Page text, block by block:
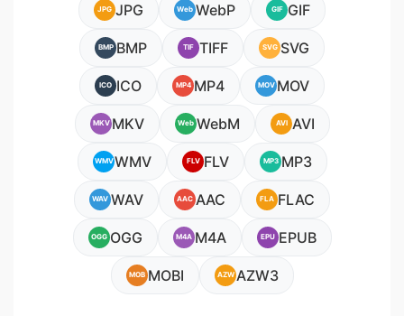
JPG JPG Web WebP GIF GIF
BMP BMP TIF TIFF SVG SVG
ICO ICO MP4 MP4 MOV MOV
MKV MKV Web WebM AVI AVI
WMVWMV FLV FLV MP3 MP3
WAV WAV AAC AAC FLA FLAC
OGG OGG M4A M4A EPU EPUB
MOB MOBI AZWAZW3